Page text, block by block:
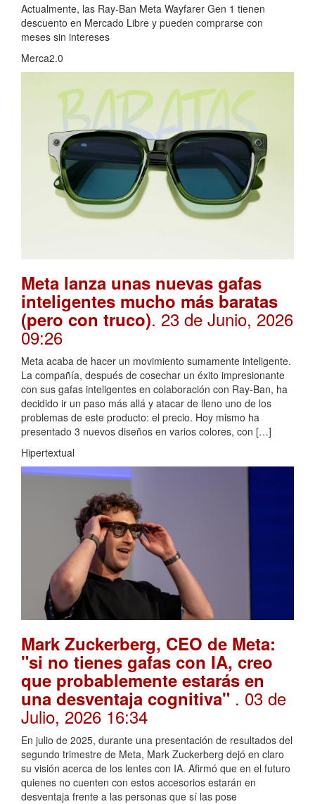
Actualmente, las Ray-Ban Meta Wayfarer Gen 1 tienen
descuento en Mercado Libre y pueden comprarse con
meses sin intereses
Merca2.0
Meta lanza unas nuevas gafas
inteligentes mucho más baratas
(pero con truco). 23 de Junio, 2026
09:26
Meta acaba de hacer un movimiento sumamente inteligente.
La compañía, después de cosechar un éxito impresionante
con sus gafas inteligentes en colaboración con Ray-Ban, ha
decidido ir un paso más allá y atacar de lleno uno de los
problemas de este producto: el precio. Hoy mismo ha
presentado 3 nuevos diseños en varios colores, con […]
Hipertextual
Mark Zuckerberg, CEO de Meta:
"si no tienes gafas con IA, creo
que probablemente estarás en
una desventaja cognitiva" . 03 de
Julio, 2026 16:34
En julio de 2025, durante una presentación de resultados del
segundo trimestre de Meta, Mark Zuckerberg dejó en claro
su visión acerca de los lentes con IA. Afirmó que en el futuro
quienes no cuenten con estos accesorios estarán en
desventaja frente a las personas que sí las pose